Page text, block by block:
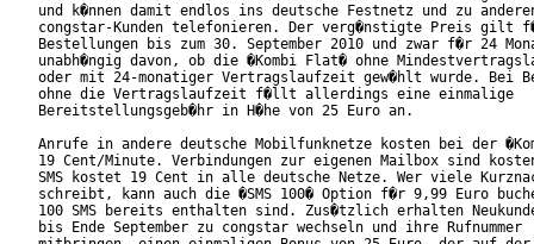
und k�nnen damit endlos ins deutsche Festnetz und zu
congstar-Kunden telefonieren. Der verg�nstigte Preis gilt
Bestellungen bis zum 30. September 2010 und zwar f�r 24
unabh�ngig davon, ob die �Kombi Flat� ohne
oder mit 24-monatiger Vertragslaufzeit gew�hlt wurde. Bei
ohne die Vertragslaufzeit f�llt allerdings eine einmalige
Bereitstellungsgeb�hr in H�he von 25 Euro an.
Anrufe in andere deutsche Mobilfunknetze kosten bei der
19 Cent/Minute. Verbindungen zur eigenen Mailbox sind
SMS kostet 19 Cent in alle deutsche Netze. Wer viele
schreibt, kann auch die �SMS 100� Option f�r 9,99 Euro
100 SMS bereits enthalten sind. Zus�tzlich erhalten
bis Ende September zu congstar wechseln und ihre Rufnummer